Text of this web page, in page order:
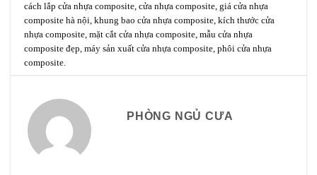
cách lắp cửa nhựa composite ,cửa nhựa composite ,giá cửa nhựa
composite hà nội ,khung bao cửa nhựa composite ,kích thước cửa
nhựa composite ,mặt cắt cửa nhựa composite ,mẫu cửa nhựa
composite đẹp ,máy sản xuất cửa nhựa composite ,phôi cửa nhựa
composite
PHÒNG NGỦ CƯA